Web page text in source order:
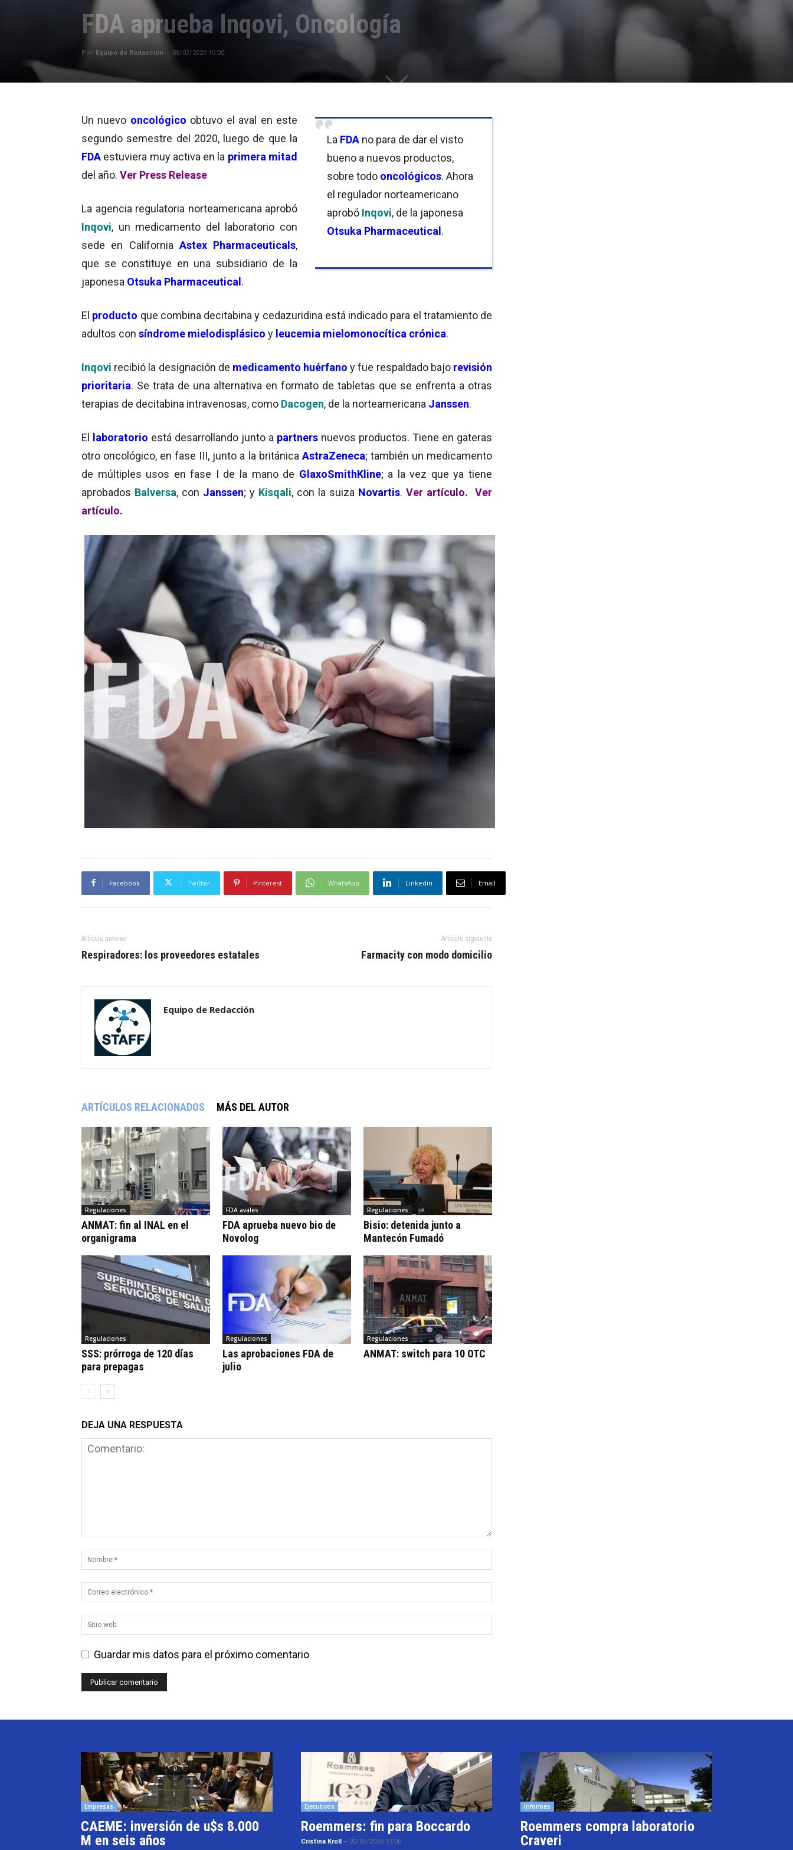
FDA aprueba Inqovi, Oncología
Por Equipo de Redacción - 08/07/2020 10:00
La FDA no para de dar el visto
bueno a nuevos productos,
sobre todo oncológicos. Ahora
el regulador norteamericano
aprobó Inqovi, de la japonesa
Otsuka Pharmaceutical.
Un nuevo oncológico obtuvo el aval en este
segundo semestre del 2020, luego de que la
FDA estuviera muy activa en la primera mitad
del año. Ver Press Release
La agencia regulatoria norteamericana aprobó
Inqovi, un medicamento del laboratorio con
sede en California Astex Pharmaceuticals,
que se constituye en una subsidiario de la
japonesa Otsuka Pharmaceutical.
El producto que combina decitabina y cedazuridina está indicado para el tratamiento de
adultos con síndrome mielodisplásico y leucemia mielomonocítica crónica.
Inqovi recibió la designación de medicamento huérfanoy fue respaldado bajo revisión
prioritaria. Se trata de una alternativa en formato de tabletas que se enfrenta a otras
terapias de decitabina intravenosas, como Dacogen, de la norteamericana Janssen.
El laboratorio está desarrollando junto a partners nuevos productos. Tiene en gateras
otro oncológico, en fase III, junto a la británica AstraZeneca; también un medicamento
de múltiples usos en fase I de la mano de GlaxoSmithKline; a la vez que ya tiene
aprobados Balversa, con Janssen; y Kisqali, con la suiza Novartis. Ver artículo. Ver
artículo.
Facebook Twitter Pinterest WhatsApp Linkedin Email
Artículo anterior
Respiradores: los proveedores estatales
Artículo siguiente
Farmacity con modo domicilio
Equipo de Redacción
ARTÍCULOS RELACIONADOS MÁS DEL AUTOR
Regulaciones
ANMAT: fin al INAL en el
organigrama
FDA avales
FDA aprueba nuevo bio de
Novolog
Regulaciones
Bisio: detenida junto a
Mantecón Fumadó
Regulaciones
SSS: prórroga de 120 días
para prepagas
Regulaciones
Las aprobaciones FDA de
julio
Regulaciones
ANMAT: switch para 10 OTC
DEJA UNA RESPUESTA
Guardar mis datos para el próximo comentario
Empresas
CAEME: inversión de u$s 8.000
M en seis años
Ejecutivos
Roemmers: fin para Boccardo
Cristina Kroll - 20/05/2026 13:00
Informes
Roemmers compra laboratorio
Craveri